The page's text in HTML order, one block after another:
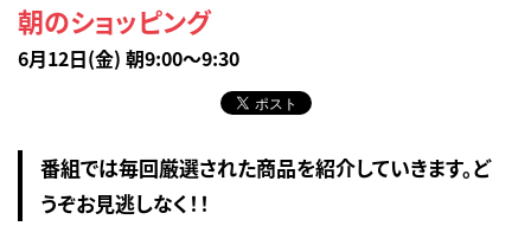
朝のショッピング
6月12日(金) 朝9:00～9:30
番組では毎回厳選された商品を紹介していきます。ど
うぞお見逃しなく！！